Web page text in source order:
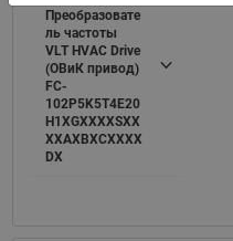
Преобразовате
ль частоты
VLT HVAC Drive
(ОВиК привод)
FC-
102P5K5T4E20
H1XGXXXXSXX
XXAXBXCXXXX
DX